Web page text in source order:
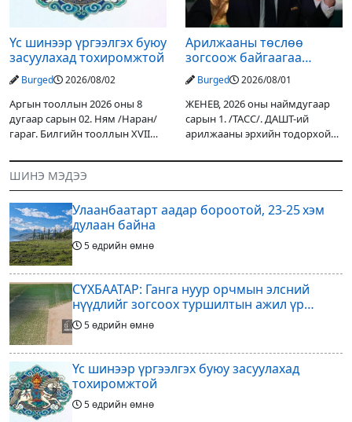
Үс шинээр үргээлгэх буюу
засуулахад тохиромжтой
Burged 2026/08/02
Аргын тооллын 2026 оны 8
дугаар сарын 02. Ням /Наран/
гараг. Билгийн тооллын XVII
гал Морин жилийн Зуны адаг
хөхөгчин хонь сарын шинийн
19, Адъяа /Асралт/
Арилжааны төслөө
зогсоож байгаагаа
Ж.Инфантино мэдэгдэв
Burged 2026/08/01
ЖЕНЕВ, 2026 оны наймдугаар
сарын 1. /ТАСС/. ДАШТ-ий
арилжааны эрхийн тодорхой
оруулагчдад худалдах
шийдвэрлэснээ ФИФА-гийн
ерөнхийлөгч Жанни
ШИНЭ МЭДЭЭ
Улаанбаатарт аадар бороотой, 23-25 хэм
дулаан байна
5 өдрийн өмнө
СҮХБААТАР: Ганга нуур орчмын элсний
нүүдлийг зогсоох туршилтын ажил үр
дүнгээ өгч эхэлжээ
5 өдрийн өмнө
Үс шинээр үргээлгэх буюу засуулахад
тохиромжтой
5 өдрийн өмнө